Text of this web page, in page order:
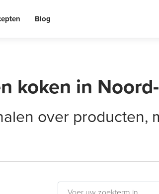
Blog
koken in
over producten,